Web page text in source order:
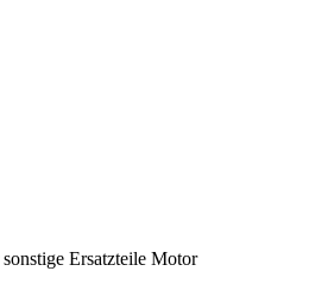
sonstige Ersatzteile Motor